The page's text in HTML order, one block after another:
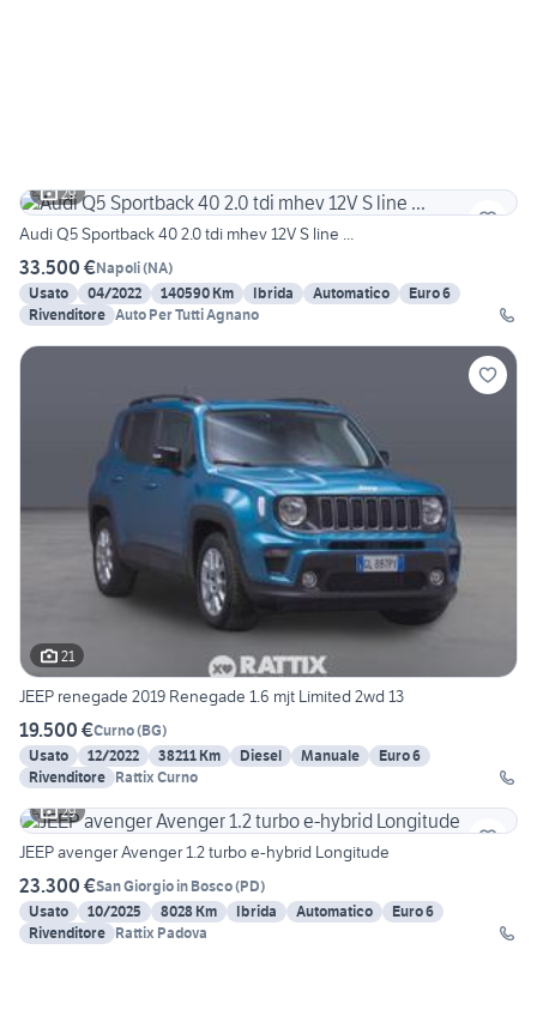
29
Audi Q5 Sportback 40 2.0 tdi mhev 12V S line ...
33.500 €Napoli(NA)
Usato
04/2022 140590 Km Ibrida Automatico
Euro 6
Rivenditore Auto Per Tutti Agnano
21
JEEP renegade 2019 Renegade 1.6 mjt Limited 2wd 13
19.500 €Curno(BG)
Usato
12/2022 38211 Km Diesel Manuale
Euro 6
Rivenditore Rattix Curno
29
JEEP avenger Avenger 1.2 turbo e-hybrid Longitude
23.300 €San Giorgio in Bosco(PD)
Usato
10/2025 8028 Km Ibrida Automatico
Euro 6
Rivenditore Rattix Padova